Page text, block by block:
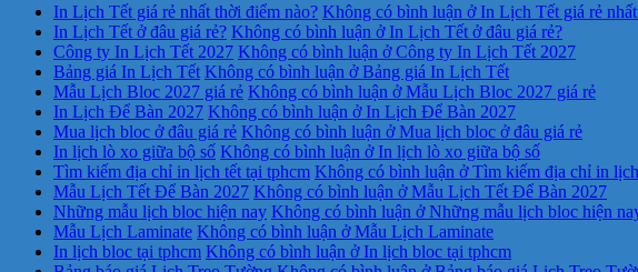
In Lịch Tết giá rẻ nhất thời điểm nào? Không có bình luận ở In Lịch Tết giá rẻ
In Lịch Tết ở đâu giá rẻ? Không có bình luận ở In Lịch Tết ở đâu giá rẻ?
Công ty In Lịch Tết 2027 Không có bình luận ở Công ty In Lịch Tết 2027
Bảng giá In Lịch Tết Không có bình luận ở Bảng giá In Lịch Tết
Mẫu Lịch Bloc 2027 giá rẻ Không có bình luận ở Mẫu Lịch Bloc 2027 giá rẻ
In Lịch Để Bàn 2027 Không có bình luận ở In Lịch Để Bàn 2027
Mua lịch bloc ở đâu giá rẻ Không có bình luận ở Mua lịch bloc ở đâu giá rẻ
In lịch lò xo giữa bộ số Không có bình luận ở In lịch lò xo giữa bộ số
Tìm kiếm địa chỉ in lịch tết tại tphcm Không có bình luận ở Tìm kiếm địa chỉ in
Mẫu Lịch Tết Để Bàn 2027 Không có bình luận ở Mẫu Lịch Tết Để Bàn 2027
Những mẫu lịch bloc hiện nay Không có bình luận ở Những mẫu lịch bloc hiện
Mẫu Lịch Laminate Không có bình luận ở Mẫu Lịch Laminate
In lịch bloc tại tphcm Không có bình luận ở In lịch bloc tại tphcm